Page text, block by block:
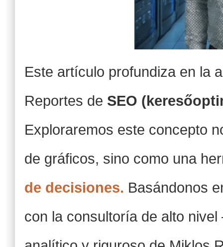
Este artículo profundiza en la
Reportes de SEO
Exploraremos este concepto
de gráficos, sino como una
de decisiones. Basándonos
con la consultoría de alto